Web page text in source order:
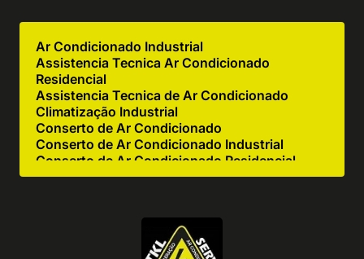
Ar Condicionado Industrial
Assistencia Tecnica Ar Condicionado
Residencial
Assistencia Tecnica de Ar Condicionado
Climatização Industrial
Conserto de Ar Condicionado
Conserto de Ar Condicionado Industrial
Conserto de Ar Condicionado Residencial
Conserto de Equipamentos de Cocção
Empresa de Ar Condicionado Industrial
Empresa de Ar Condicionado Manutenção